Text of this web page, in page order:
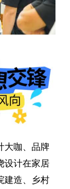
大咖、品牌
设计在家居
建造、乡村